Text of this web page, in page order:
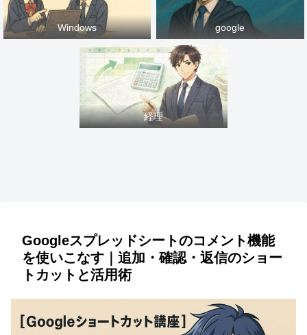
Windows google
経理
Googleスプレッドシートのコメント機能
を使いこなす｜追加・確認・返信のショー
トカットと活用術